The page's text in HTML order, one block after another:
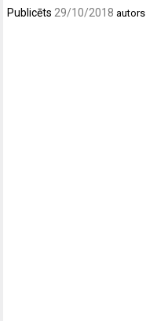
Publicēts 29/10/2018 autors